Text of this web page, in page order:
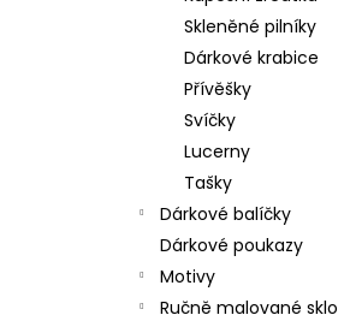
Skleněné pilníky
Dárkové krabice
Přívěšky
Svíčky
Lucerny
Tašky
Dárkové balíčky
Dárkové poukazy
Motivy
Ručně malované sklo